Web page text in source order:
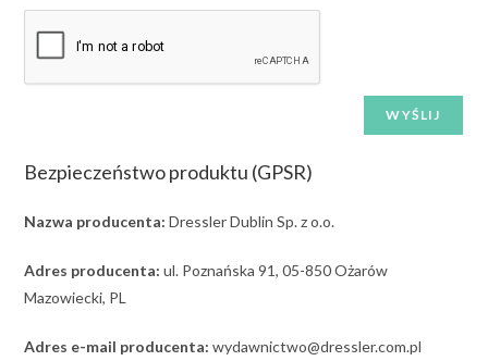
Bezpieczeństwo produktu (GPSR)
Nazwa producenta:Dressler Dublin Sp. z o.o.
Adres producenta: ul. Poznańska 91, 05-850 Ożarów
Mazowiecki, PL
Adres e-mail producenta:wydawnictwo@dressler.com.pl